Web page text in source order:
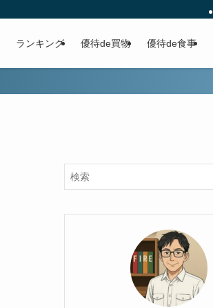
ランキング 優待de買物 優待de食事